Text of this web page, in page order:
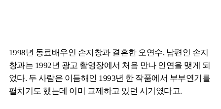
1998년 동료배우인 손지창과 결혼한 오연수, 남편인 손지
창과는 1992년 광고 촬영장에서 처음 만나 인연을 맺게 되
었다. 두 사람은 이듬해인 1993년 한 작품에서 부부연기를
펼치기도 했는데 이미 교제하고 있던 시기였다고.